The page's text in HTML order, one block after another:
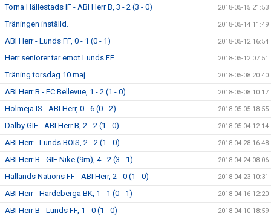
Torna Hällestads IF - ABI Herr B, 3 - 2 (3 - 0) 2018-05-15 21:53
Träningen inställd. 2018-05-14 11:49
ABI Herr - Lunds FF, 0 - 1 (0 - 1) 2018-05-12 16:54
Herr seniorer tar emot Lunds FF 2018-05-12 07:51
Träning torsdag 10 maj 2018-05-08 20:40
ABI Herr B - FC Bellevue, 1 - 2 (1 - 0) 2018-05-08 10:17
Holmeja IS - ABI Herr, 0 - 6 (0 - 2) 2018-05-05 18:55
Dalby GIF - ABI Herr B, 2 - 2 (1 - 0) 2018-05-04 12:14
ABI Herr - Lunds BOIS, 2 - 2 (1 - 0) 2018-04-28 16:48
ABI Herr B - GIF Nike (9m), 4 - 2 (3 - 1) 2018-04-24 08:06
Hallands Nations FF - ABI Herr, 2 - 0 (1 - 0) 2018-04-23 10:31
ABI Herr - Hardeberga BK, 1 - 1 (0 - 1) 2018-04-16 12:20
ABI Herr B - Lunds FF, 1 - 0 (1 - 0) 2018-04-10 18:59